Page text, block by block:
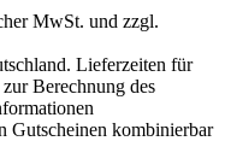
MwSt. und zzgl.
Lieferzeiten für
Berechnung des
Gutscheinen kombinierbar